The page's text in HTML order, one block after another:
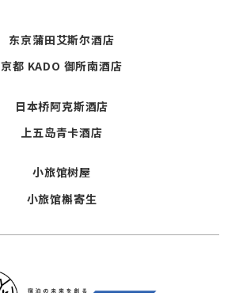
东京蒲田艾斯尔酒店
京都 KADO 御所南酒店
日本桥阿克斯酒店
上五岛青卡酒店
小旅馆树屋
小旅馆槲寄生